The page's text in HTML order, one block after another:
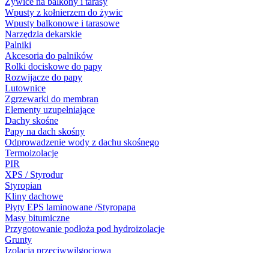
Wpusty z kołnierzem do żywic
Wpusty balkonowe i tarasowe
Narzędzia dekarskie
Palniki
Akcesoria do palników
Rolki dociskowe do papy
Rozwijacze do papy
Lutownice
Zgrzewarki do membran
Elementy uzupełniające
Dachy skośne
Papy na dach skośny
Odprowadzenie wody z dachu skośnego
Termoizolacje
PIR
XPS / Styrodur
Styropian
Kliny dachowe
Płyty EPS laminowane /Styropapa
Masy bitumiczne
Przygotowanie podłoża pod hydroizolacje
Grunty
Izolacja przeciwwilgociowa